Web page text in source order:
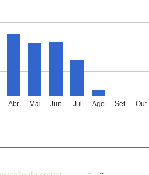
Abr Mai Jun Jul Ago Set Out
documento_andamento_atual.xml
agenda_eventos.xml